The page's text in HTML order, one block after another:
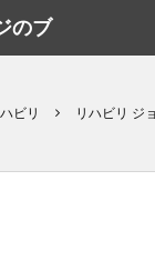
のブ
ビリ リハビリ ジ